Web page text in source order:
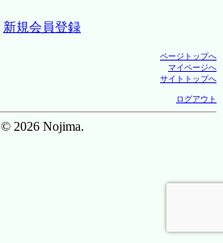
新規会員登録
ページトップへ
マイページへ
サイトトップへ
ログアウト
© 2026 Nojima.